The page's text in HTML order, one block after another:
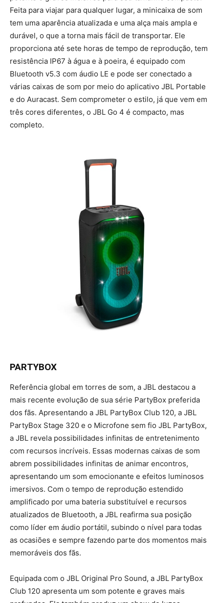
Feita para viajar para qualquer lugar, a minicaixa de som
tem uma aparência atualizada e uma alça mais ampla e
durável, o que a torna mais fácil de transportar. Ele
proporciona até sete horas de tempo de reprodução, tem
resistência IP67 à água e à poeira, é equipado com
Bluetooth v5.3 com áudio LE e pode ser conectado a
várias caixas de som por meio do aplicativo JBL Portable
e do Auracast. Sem comprometer o estilo, já que vem em
três cores diferentes, o JBL Go 4 é compacto, mas
completo.
PARTYBOX
Referência global em torres de som, a JBL destacou a
mais recente evolução de sua série PartyBox preferida
dos fãs. Apresentando a JBL PartyBox Club 120, a JBL
PartyBox Stage 320 e o Microfone sem fio JBL PartyBox,
a JBL revela possibilidades infinitas de entretenimento
com recursos incríveis. Essas modernas caixas de som
abrem possibilidades infinitas de animar encontros,
apresentando um som emocionante e efeitos luminosos
imersivos. Com o tempo de reprodução estendido
amplificado por uma bateria substituível e recursos
atualizados de Bluetooth, a JBL reafirma sua posição
como líder em áudio portátil, subindo o nível para todas
as ocasiões e sempre fazendo parte dos momentos mais
memoráveis dos fãs.
Equipada com o JBL Original Pro Sound, a JBL PartyBox
Club 120 apresenta um som potente e graves mais